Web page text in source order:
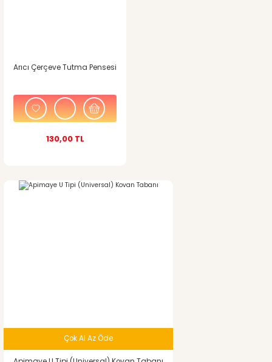
Arıcı Çerçeve Tutma Pensesi
130,00 TL
Çok Al Az Öde